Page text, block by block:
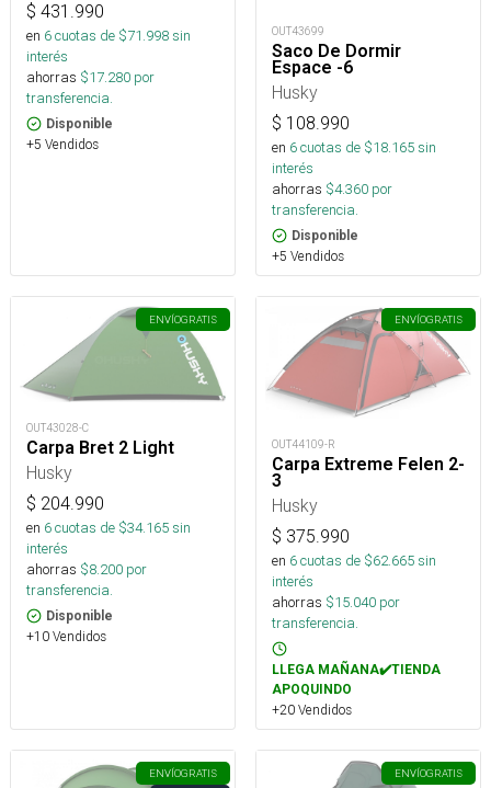
$ 431.990
en 6cuotas de $71.998sin
interés
ahorras $17.280 por
transferencia.
Disponible
+5 Vendidos
OUT43699
Saco De Dormir
Espace -6
Husky
$ 108.990
en 6cuotas de $18.165sin
interés
ahorras $4.360 por
transferencia.
Disponible
+5 Vendidos
ENVÍOGRATIS
OUT43028-C
Carpa Bret 2 Light
Husky
$ 204.990
en 6cuotas de $34.165sin
interés
ahorras $8.200 por
transferencia.
Disponible
+10 Vendidos
ENVÍOGRATIS
OUT44109-R
Carpa Extreme Felen 2-
3
Husky
$ 375.990
en 6cuotas de $62.665sin
interés
ahorras $15.040 por
transferencia.
LLEGA MAÑANA✔️TIENDA
APOQUINDO
+20 Vendidos
ENVÍOGRATIS ENVÍOGRATIS